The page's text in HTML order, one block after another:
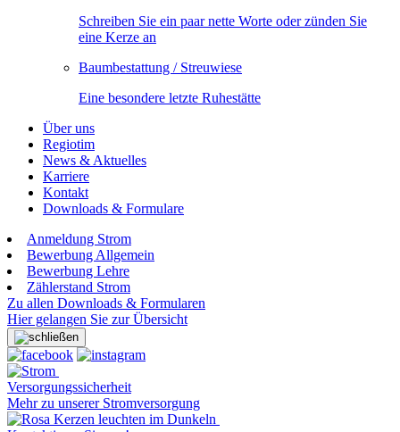
Schreiben Sie ein paar nette Worte oder zünden Sie
eine Kerze an
Baumbestattung / Streuwiese
Eine besondere letzte Ruhestätte
Über uns
Regiotim
News & Aktuelles
Karriere
Kontakt
Downloads & Formulare
Anmeldung Strom
Bewerbung Allgemein
Bewerbung Lehre
Zählerstand Strom
Zu allen Downloads & Formularen
Hier gelangen Sie zur Übersicht
Versorgungssicherheit
Mehr zu unserer Stromversorgung